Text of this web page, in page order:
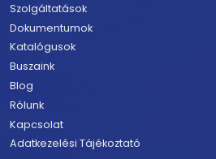
Szolgáltatások
Dokumentumok
Katalógusok
Buszaink
Blog
Rólunk
Kapcsolat
Adatkezelési Tájékoztató